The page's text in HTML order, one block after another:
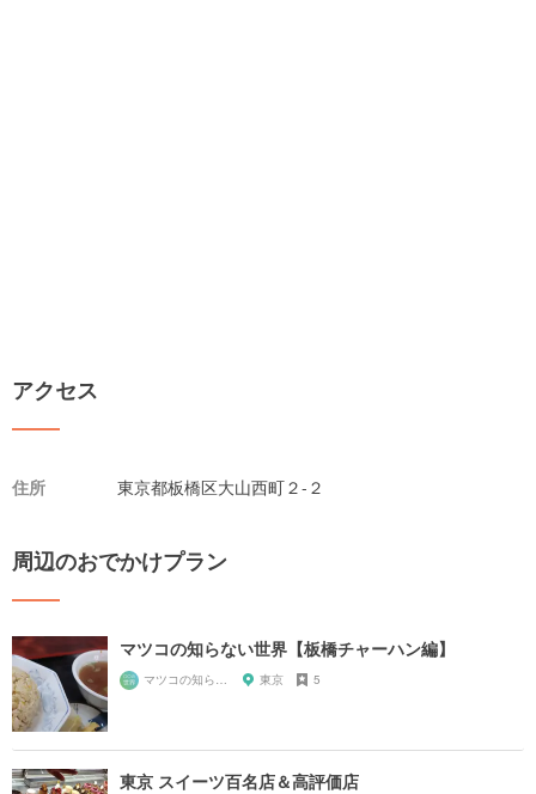
アクセス
住所 東京都板橋区大山西町２-２
周辺のおでかけプラン
マツコの知らない世界【板橋チャーハン編】
東京 5
東京 スイーツ百名店＆高評価店